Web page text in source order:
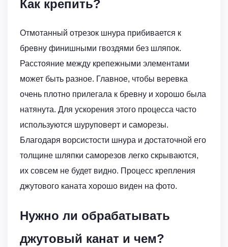
Как крепить?
Отмотанный отрезок шнура прибивается к
бревну финишными гвоздями без шляпок.
Расстояние между крепежными элементами
может быть разное. Главное, чтобы веревка
очень плотно прилегала к бревну и хорошо была
натянута. Для ускорения этого процесса часто
используются шуруповерт и саморезы.
Благодаря ворсистости шнура и достаточной его
толщине шляпки саморезов легко скрываются,
их совсем не будет видно. Процесс крепления
джутового каната хорошо виден на фото.
Нужно ли обрабатывать
джутовый канат и чем?